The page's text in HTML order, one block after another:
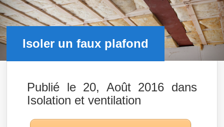
Isoler un faux plafond
Publié le 20, Août 2016 dans
Isolation et ventilation